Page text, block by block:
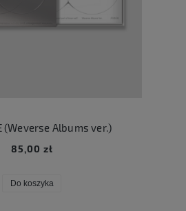
(Weverse Albums ver.)
85,00 zł
Do koszyka